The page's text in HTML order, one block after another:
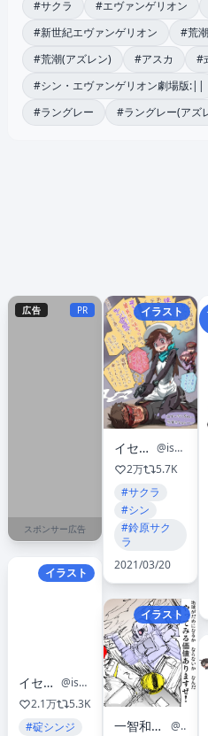
#サクラ
#エヴァンゲリオン
#新世紀エヴァンゲリオン
#荒潮
#荒潮(アズレン)
#アスカ
#
#シン・エヴァンゲリオン劇場版:||
#ラングレー
#ラングレー(アズ
広告 PR
スポンサー広告
イラスト
イセケヌ
@isknu
2.1万
5.3K
#碇シンジ
イラスト
イセケヌ
@isknu
2万
5.7K
#サクラ
#シン
#鈴原サク
ラ
2021/03/20
イラスト
一智和智 【便利屋斎藤さん、異世界に行く】アニメ化
@burningblossom